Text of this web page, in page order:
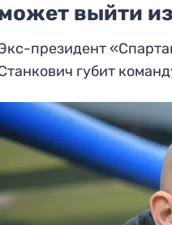
выйти
президент
губит